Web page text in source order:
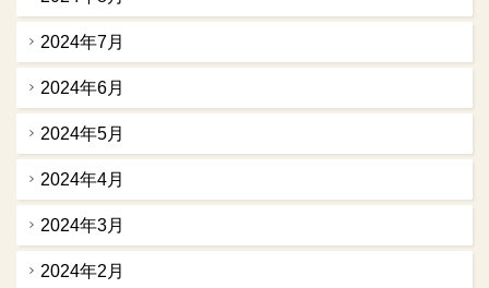
2024年7月
2024年6月
2024年5月
2024年4月
2024年3月
2024年2月